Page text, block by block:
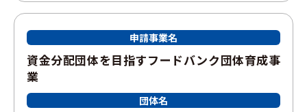
申請事業名
資⾦分配団体を⽬指すフードバンク団体育成事
業
団体名